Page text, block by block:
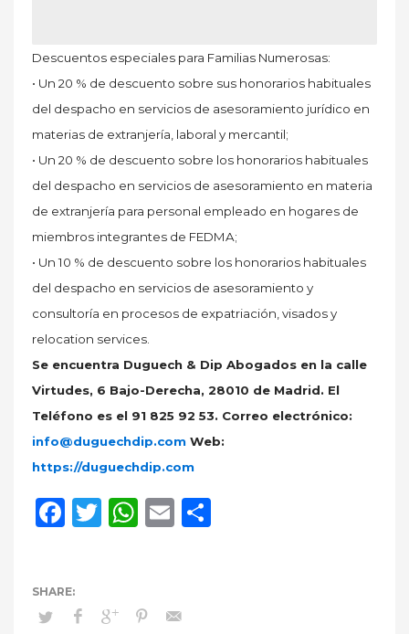
Descuentos especiales para Familias Numerosas:
• Un 20 % de descuento sobre sus honorarios habituales
del despacho en servicios de asesoramiento jurídico en
materias de extranjería, laboral y mercantil;
• Un 20 % de descuento sobre los honorarios habituales
del despacho en servicios de asesoramiento en materia
de extranjería para personal empleado en hogares de
miembros integrantes de FEDMA;
• Un 10 % de descuento sobre los honorarios habituales
del despacho en servicios de asesoramiento y
consultoría en procesos de expatriación, visados y
relocation services.
Se encuentra Duguech & Dip Abogados en la calle
Virtudes, 6 Bajo-Derecha, 28010 de Madrid. El
Teléfono es el 91 825 92 53. Correo electrónico:
info@duguechdip.com Web:
https://duguechdip.com
Facebook
Twitter
WhatsApp
Email